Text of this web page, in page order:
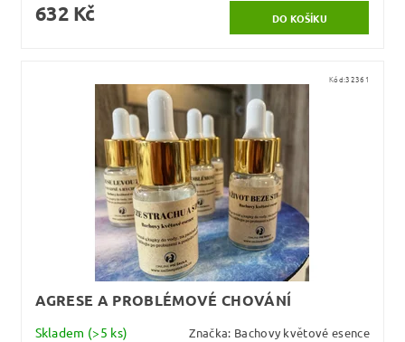
632 Kč
Kód:32361
AGRESE A PROBLÉMOVÉ CHOVÁNÍ
Skladem (>5 ks) Značka: Bachovy květové esence